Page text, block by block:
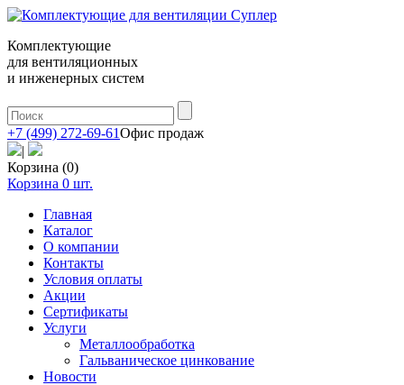
Комплектующие
для вентиляционных
и инженерных систем
+7 (499) 272-69-61Офис продаж
|
Корзина (0)
Корзина 0 шт.
Главная
Каталог
О компании
Контакты
Условия оплаты
Акции
Сертификаты
Услуги
Металлообработка
Гальваническое цинкование
Новости